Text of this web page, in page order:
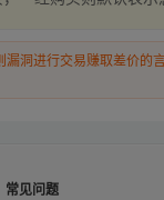
洞进行交易赚取差价的
常见问题